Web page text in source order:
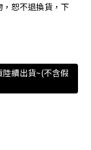
恕不退換貨，下
續出貨~(不含假